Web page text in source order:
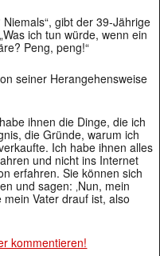
gibt der 39-Jährige
ich tun würde, wenn ein
Peng, peng!“
seiner Herangehensweise
ihnen die Dinge, die ich
die Gründe, warum ich
Ich habe ihnen alles
und nicht ins Internet
erfahren. Sie können sich
und sagen: ‚Nun, mein
Vater drauf ist, also
kommentieren!